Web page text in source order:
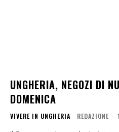
UNGHERIA, NEGOZI DI
DOMENICA
VIVERE IN UNGHERIA REDAZIONE -